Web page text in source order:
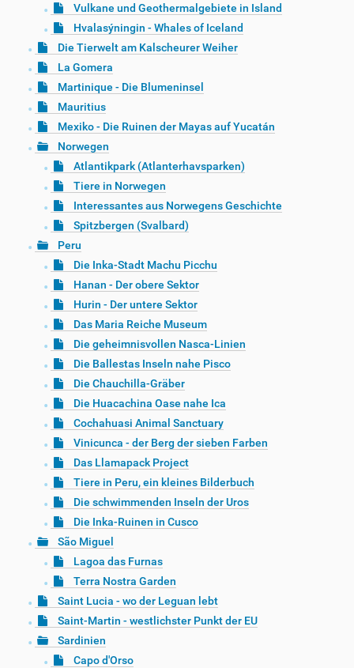
Vulkane und Geothermalgebiete in Island
Hvalasýningin - Whales of Iceland
Die Tierwelt am Kalscheurer Weiher
La Gomera
Martinique - Die Blumeninsel
Mauritius
Mexiko - Die Ruinen der Mayas auf Yucatán
Norwegen
Atlantikpark (Atlanterhavsparken)
Tiere in Norwegen
Interessantes aus Norwegens Geschichte
Spitzbergen (Svalbard)
Peru
Die Inka-Stadt Machu Picchu
Hanan - Der obere Sektor
Hurin - Der untere Sektor
Das Maria Reiche Museum
Die geheimnisvollen Nasca-Linien
Die Ballestas Inseln nahe Pisco
Die Chauchilla-Gräber
Die Huacachina Oase nahe Ica
Cochahuasi Animal Sanctuary
Vinicunca - der Berg der sieben Farben
Das Llamapack Project
Tiere in Peru, ein kleines Bilderbuch
Die schwimmenden Inseln der Uros
Die Inka-Ruinen in Cusco
São Miguel
Lagoa das Furnas
Terra Nostra Garden
Saint Lucia - wo der Leguan lebt
Saint-Martin - westlichster Punkt der EU
Sardinien
Capo d'Orso